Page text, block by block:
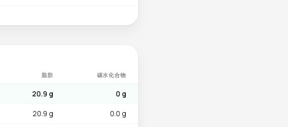
脂肪 碳水化合物
20.9 g 0 g
20.9 g 0.0 g